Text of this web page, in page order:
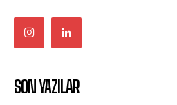
SON YAZILAR